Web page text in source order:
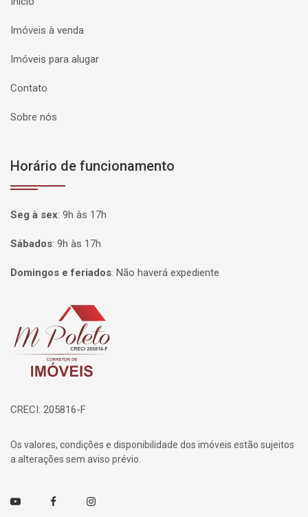
Imóveis à venda
Imóveis para alugar
Contato
Sobre nós
Horário de funcionamento
Seg à sex: 9h às 17h
Sábados: 9h às 17h
Domingos e feriados: Não haverá expediente
Página inicial
CRECI: 205816-F
Os valores, condições e disponibilidade dos imóveis estão sujeitos
a alterações sem aviso prévio.
Youtube FacebookInstagram